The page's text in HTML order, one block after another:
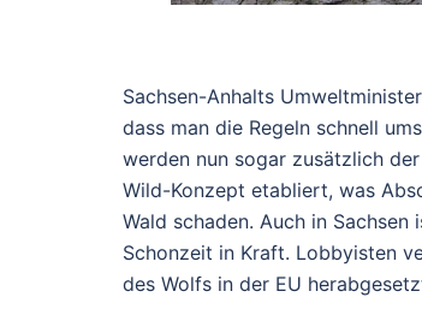
Sachsen-Anhalts
dass man die Regeln schnell
werden nun sogar zusätzlich
Wild-Konzept etabliert, was
Wald schaden. Auch in
Schonzeit in Kraft. Lobbyisten
des Wolfs in der EU